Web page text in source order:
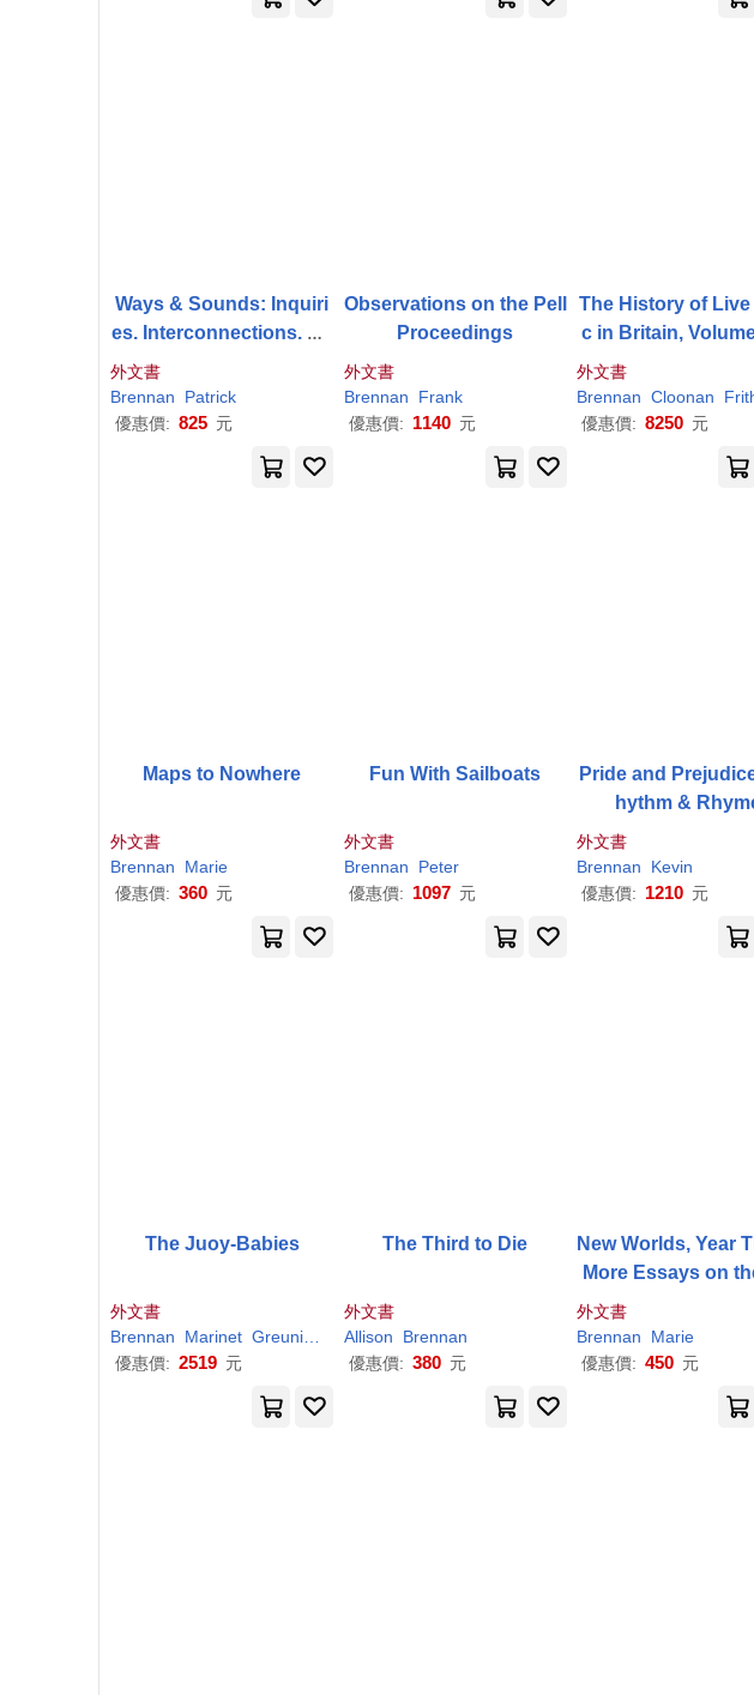
Ways & Sounds: Inquiri
es. Interconnections. Co
外文書
Brennan
Patrick
優惠價: 825 元
Observations on the Pell
Proceedings
外文書
Brennan
Frank
優惠價: 1140 元
The History of Live
c in Britain,
985-2015: From
to Live Nation
外文書
Brennan Cloonan
優惠價: 8250 元
Maps to Nowhere
外文書
Brennan
Marie
優惠價: 360 元
Fun With Sailboats
外文書
Brennan
Peter
優惠價: 1097 元
Pride and
hythm &
外文書
Brennan
Kevin
優惠價: 1210 元
The Juoy-Babies
外文書
Brennan
Marinet Greuning
Mari Van
優惠價: 2519 元
The Third to Die
外文書
Allison
Brennan
優惠價: 380 元
New Worlds, Year
More Essays on
of Worldbuilding
外文書
Brennan
Marie
優惠價: 450 元